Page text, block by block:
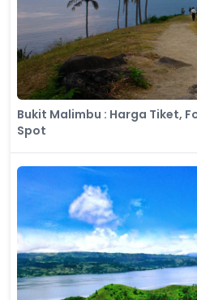
Bukit Malimbu : Harga Tiket,
Spot